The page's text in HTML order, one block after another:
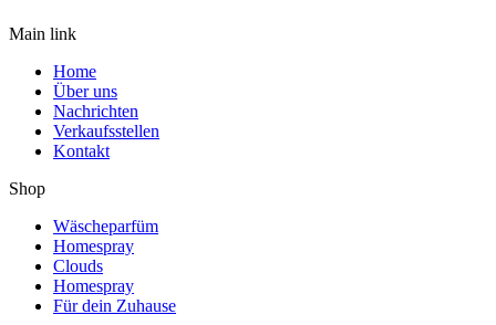
Main link
Home
Über uns
Nachrichten
Verkaufsstellen
Kontakt
Shop
Wäscheparfüm
Homespray
Clouds
Homespray
Für dein Zuhause